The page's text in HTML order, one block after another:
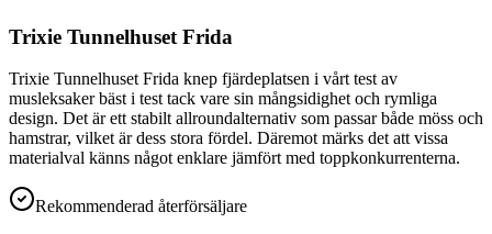
Trixie Tunnelhuset Frida
Trixie Tunnelhuset Frida knep fjärdeplatsen i vårt test av
musleksaker bäst i test tack vare sin mångsidighet och rymliga
design. Det är ett stabilt allroundalternativ som passar både möss och
hamstrar, vilket är dess stora fördel. Däremot märks det att vissa
materialval känns något enklare jämfört med toppkonkurrenterna.
Rekommenderad återförsäljare